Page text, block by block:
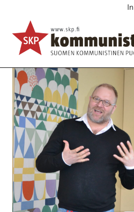
Vaalitulos on pitempiaikaisen
Blogi
20.4.2015 - 11:45